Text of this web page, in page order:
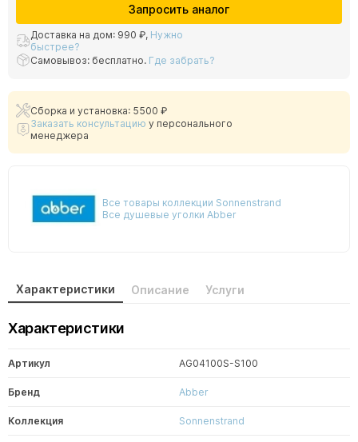
Запросить аналог
Доставка на дом: 990 ₽, Нужно
быстрее?
Самовывоз: бесплатно. Где забрать?
Сборка и установка: 5500 ₽
Заказать консультацию у персонального
менеджера
Все товары коллекции Sonnenstrand
Все душевые уголки Abber
Характеристики Описание Услуги
Характеристики
Артикул AG04100S-S100
Бренд Abber
Коллекция Sonnenstrand